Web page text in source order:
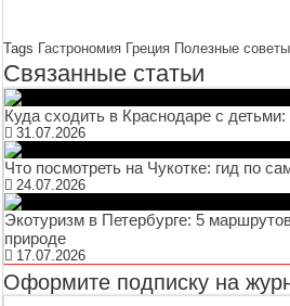
Tags Гастрономия Греция Полезные советы
Связанные статьи
Куда сходить в Краснодаре с
31.07.2026
Что посмотреть на Чукотке: гид по
24.07.2026
Экотуризм в Петербурге: 5
природе
17.07.2026
Оформите подписку на